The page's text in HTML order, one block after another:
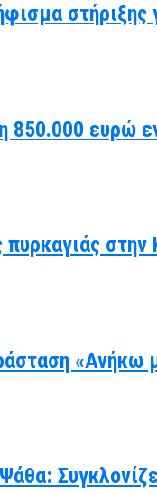
στήριξης
ευρώ
«Ανήκω